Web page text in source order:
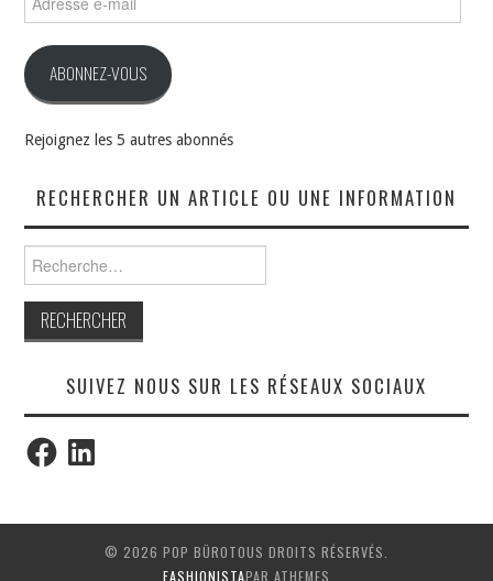
e-
ABONNEZ-VOUS
Rejoignez les 5 autres abonnés
RECHERCHER UN ARTICLE OU UNE INFORMATION
SUIVEZ NOUS SUR LES RÉSEAUX SOCIAUX
FacebookLinkedIn
© 2026 POP BÜROTOUS DROITS RÉSERVÉS.
FASHIONISTAPAR ATHEMES